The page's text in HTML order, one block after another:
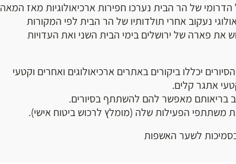
של הר הבית נערכו חפירות ארכיאולוגיות מאז המאה
נעקוב אחרי תולדותיו של הר הבית לפי המקורות
את פארה של ירושלים בימי הבית השני ואת העדויות
יכללו ביקורים באתרים ארכיאולוגים ואחרים וקטעי
בריאותם מאפשר להם להשתתף בסיורים.
משתתפי הפעילות שלה (מומלץ לרכוש ביטוח אישי).
לשער האשפות